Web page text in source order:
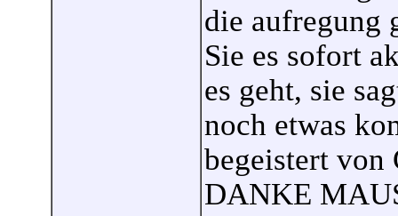
die aufregung
Sie es sofort
es geht, sie
noch etwas
begeistert
DANKE